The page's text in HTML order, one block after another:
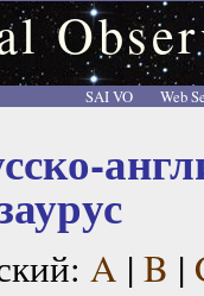
SAI VO
Web
A | B |